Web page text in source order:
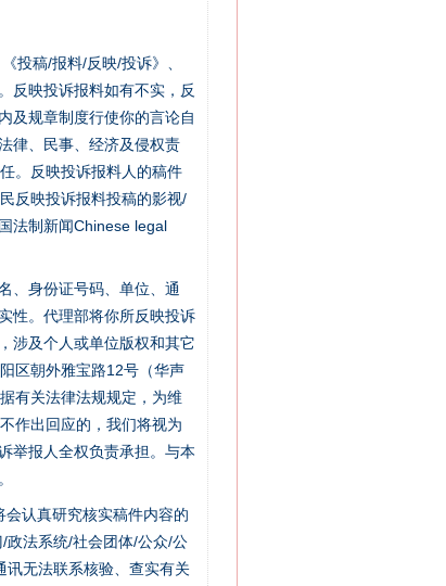
投稿/报料/反映/投诉》、
反映投诉报料如有不实，反
及规章制度行使你的言论自
律、民事、经济及侵权责
。反映投诉报料人的稿件
反映投诉报料投稿的影视/
法制新闻Chinese legal
、身份证号码、单位、通
性。代理部将你所反映投诉
涉及个人或单位版权和其它
区朝外雅宝路12号（华声
有关法律法规规定，为维
作出回应的，我们将视为
举报人全权负责承担。与本
认真研究核实稿件内容的
政法系统/社会团体/公众/公
讯无法联系核验、查实有关